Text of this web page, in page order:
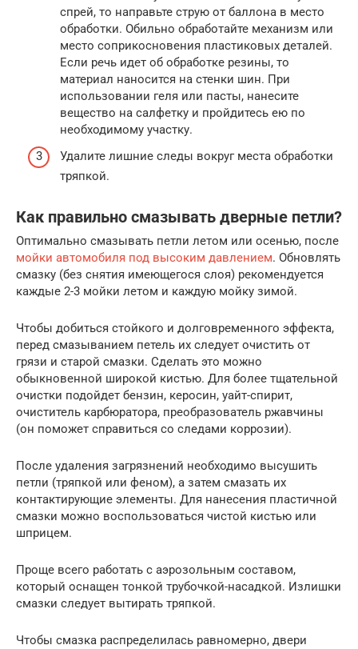
спрей, то направьте струю от баллона в место
обработки. Обильно обработайте механизм или
место соприкосновения пластиковых деталей.
Если речь идет об обработке резины, то
материал наносится на стенки шин. При
использовании геля или пасты, нанесите
вещество на салфетку и пройдитесь ею по
необходимому участку.
Удалите лишние следы вокруг места обработки
тряпкой.
Как правильно смазывать дверные петли?
Оптимально смазывать петли летом или осенью, после
мойки автомобиля под высоким давлением. Обновлять
смазку (без снятия имеющегося слоя) рекомендуется
каждые 2-3 мойки летом и каждую мойку зимой.
Чтобы добиться стойкого и долговременного эффекта,
перед смазыванием петель их следует очистить от
грязи и старой смазки. Сделать это можно
обыкновенной широкой кистью. Для более тщательной
очистки подойдет бензин, керосин, уайт-спирит,
очиститель карбюратора, преобразователь ржавчины
(он поможет справиться со следами коррозии).
После удаления загрязнений необходимо высушить
петли (тряпкой или феном), а затем смазать их
контактирующие элементы. Для нанесения пластичной
смазки можно воспользоваться чистой кистью или
шприцем.
Проще всего работать с аэрозольным составом,
который оснащен тонкой трубочкой-насадкой. Излишки
смазки следует вытирать тряпкой.
Чтобы смазка распределилась равномерно, двери